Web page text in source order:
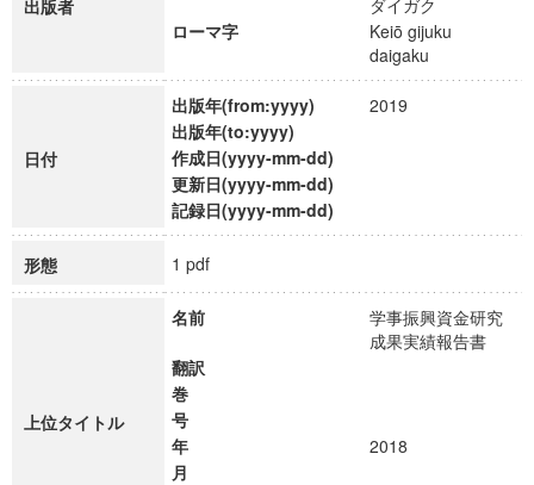
出版者
ダイガク
ローマ字
Keiō gijuku
daigaku
日付
出版年(from:yyyy)
2019
出版年(to:yyyy)
作成日(yyyy-mm-dd)
更新日(yyyy-mm-dd)
記録日(yyyy-mm-dd)
形態 1 pdf
上位タイトル
名前
学事振興資金研究
成果実績報告書
翻訳
巻
号
年
2018
月